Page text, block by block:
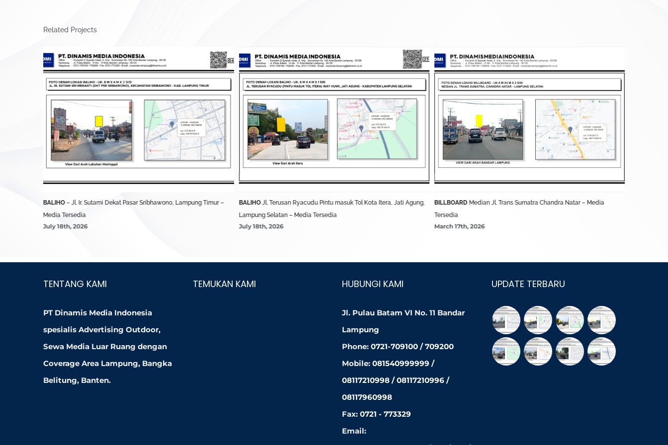
Related Projects
BALIHO– Jl. Ir. Sutami Dekat Pasar Sribhawono, Lampung Timur –
Media Tersedia
July 18th, 2026
BALIHOJl. Terusan Ryacudu Pintu masuk Tol Kota Itera, Jati Agung,
Lampung Selatan – Media Tersedia
July 18th, 2026
BILLBOARDMedian Jl. Trans Sumatra Chandra Natar – Media
Tersedia
March 17th, 2026
TENTANG KAMI
PT Dinamis Media Indonesia
spesialis Advertising Outdoor,
Sewa Media Luar Ruang dengan
Coverage Area Lampung, Bangka
Belitung, Banten.
TEMUKAN KAMI HUBUNGI KAMI
Jl. Pulau Batam VI No. 11 Bandar
Lampung
Phone: 0721-709100 / 709200
Mobile: 081540999999 /
08117210998 / 08117210996 /
08117960998
Fax: 0721 - 773329
Email:
UPDATE TERBARU